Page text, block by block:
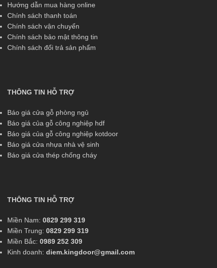
Hướng dẫn mua hàng online
Chính sách thanh toán
Chính sách vận chuyển
Chính sách bảo mật thông tin
Chính sách đổi trả sản phẩm
THÔNG TIN HỖ TRỢ
Báo giá cửa gỗ phòng ngủ
Báo giá của gỗ công nghiệp hdf
Báo giá của gỗ công nghiệp kotdoor
Báo giá cửa nhựa nhà vệ sinh
Báo giá cửa thép chống cháy
THÔNG TIN HỖ TRỢ
Miền Nam: 0829 299 319
Miền Trung: 0829 299 319
Miền Bắc: 0989 252 309
Kinh doanh: diem.kingdoor@gmail.com